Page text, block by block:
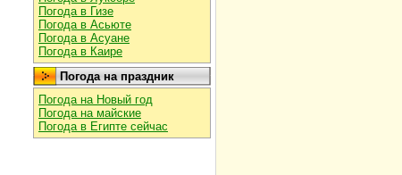
Погода в Гизе
Погода в Асьюте
Погода в Асуане
Погода в Каире
Погода на праздник
Погода на Новый год
Погода на майские
Погода в Египте сейчас